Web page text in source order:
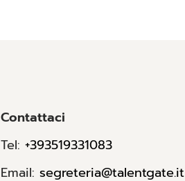
Contattaci
Tel: +393519331083
Email: segreteria@talentgate.it